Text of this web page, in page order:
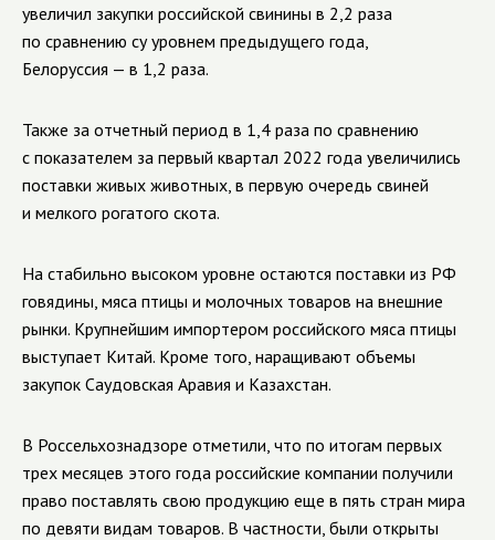
увеличил закупки российской свинины в 2,2 раза
по сравнению су уровнем предыдущего года,
Белоруссия — в 1,2 раза.
Также за отчетный период в 1,4 раза по сравнению
с показателем за первый квартал 2022 года увеличились
поставки живых животных, в первую очередь свиней
и мелкого рогатого скота.
На стабильно высоком уровне остаются поставки из РФ
говядины, мяса птицы и молочных товаров на внешние
рынки. Крупнейшим импортером российского мяса птицы
выступает Китай. Кроме того, наращивают объемы
закупок Саудовская Аравия и Казахстан.
В Россельхознадзоре отметили, что по итогам первых
трех месяцев этого года российские компании получили
право поставлять свою продукцию еще в пять стран мира
по девяти видам товаров. В частности, были открыты